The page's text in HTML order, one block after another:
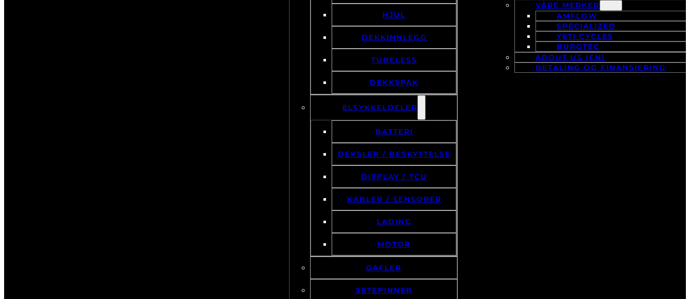
HJUL
DEKKINNLEGG
TUBELESS
DEKKSPAK
ELSYKKELDELER
BATTERI
DEKSLER / BESKYTTELSE
DISPLAY / TCU
KABLER / SENSORER
LADING
MOTOR
GAFLER
SETEPINNER
VÅRE MERKER
AMFLOW
SPECIALIZED
YETI CYCLES
BURGTEC
ABOUT US (EN)
BETALING OG FINANSIERING